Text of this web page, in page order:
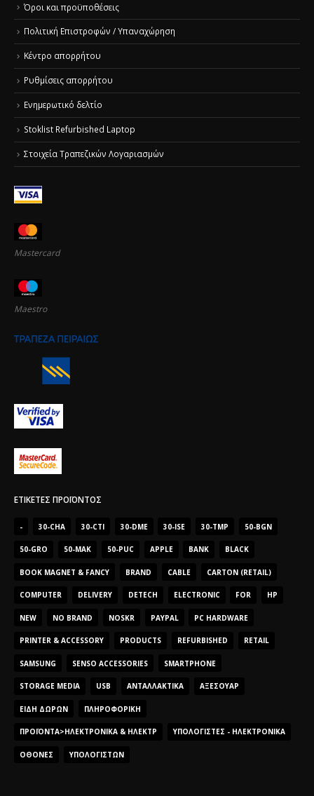
Όροι και προϋποθέσεις
Πολιτική Επιστροφών / Υπαναχώρηση
Κέντρο απορρήτου
Ρυθμίσεις απορρήτου
Ενημερωτικό δελτίο
Stoklist Refurbished Laptop
Στοιχεία Τραπεζικών Λογαριασμών
Mastercard
Maestro
ΕΤΙΚΈΤΕΣ ΠΡΟΪΌΝΤΟΣ
- 30-CHA 30-CTI 30-DME 30-ISE 30-TMP 50-BGN
50-GRO 50-MAK 50-PUC APPLE BANK BLACK
BOOK MAGNET & FANCY BRAND CABLE CARTON (RETAIL)
COMPUTER DELIVERY DETECH ELECTRONIC FOR HP
NEW NO BRAND NOSKR PAYPAL PC HARDWARE
PRINTER & ACCESSORY PRODUCTS REFURBISHED RETAIL
SAMSUNG SENSO ACCESSORIES SMARTPHONE
STORAGE MEDIA USB ΑΝΤΑΛΛΑΚΤΙΚΆ ΑΞΕΣΟΥΆΡ
ΕΊΔΗ ΔΏΡΩΝ ΠΛΗΡΟΦΟΡΙΚΉ
ΠΡΟΪΌΝΤΑ>ΗΛΕΚΤΡΟΝΙΚΆ & ΗΛΕΚΤΡ ΥΠΟΛΟΓΙΣΤΈΣ - ΗΛΕΚΤΡΟΝΙΚΆ
ΟΘΌΝΕΣ ΥΠΟΛΟΓΙΣΤΏΝ